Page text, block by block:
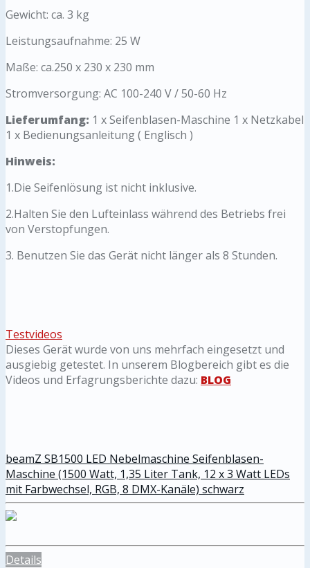
Gewicht: ca. 3 kg
Leistungsaufnahme: 25 W
Maße: ca.250 x 230 x 230 mm
Stromversorgung: AC 100-240 V / 50-60 Hz
Lieferumfang: 1 x Seifenblasen-Maschine 1 x Netzkabel
1 x Bedienungsanleitung ( Englisch )
Hinweis:
1.Die Seifenlösung ist nicht inklusive.
2.Halten Sie den Lufteinlass während des Betriebs frei
von Verstopfungen.
3. Benutzen Sie das Gerät nicht länger als 8 Stunden.
Testvideos
Dieses Gerät wurde von uns mehrfach eingesetzt und
ausgiebig getestet. In unserem Blogbereich gibt es die
Videos und Erfagrungsberichte dazu: BLOG
beamZ SB1500 LED Nebelmaschine Seifenblasen-
Maschine (1500 Watt, 1,35 Liter Tank, 12 x 3 Watt LEDs
mit Farbwechsel, RGB, 8 DMX-Kanäle) schwarz
Details